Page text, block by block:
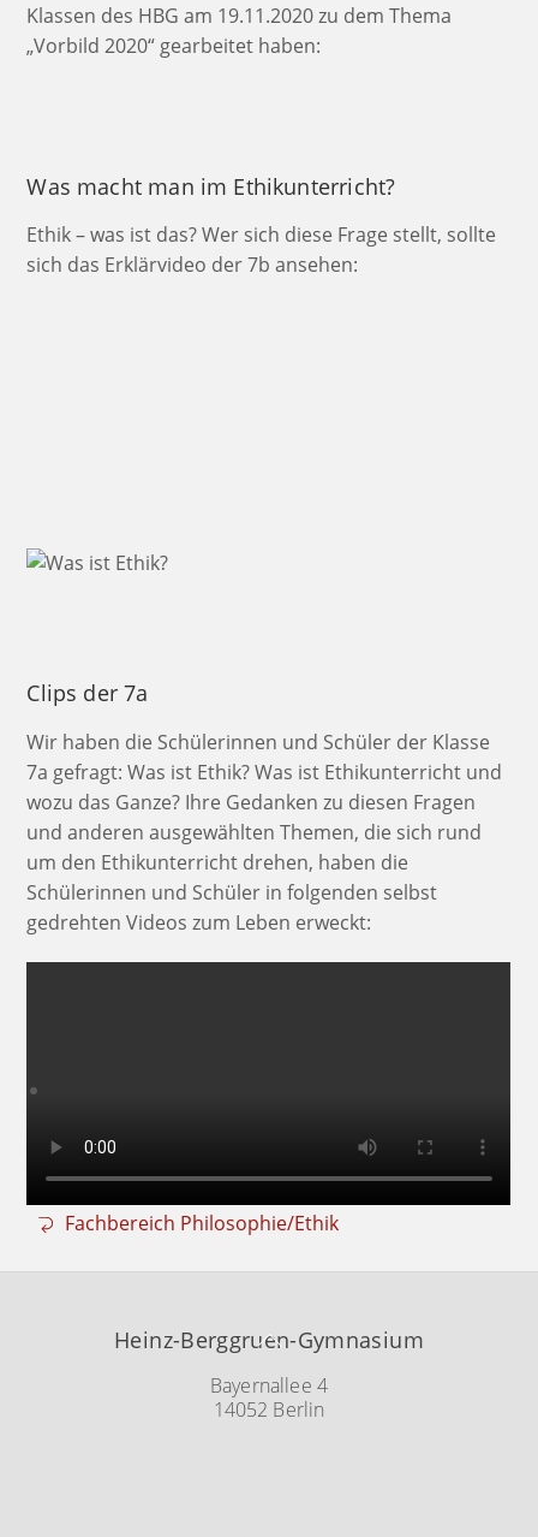
Klassen des HBG am 19.11.2020 zu dem Thema
„Vorbild 2020“ gearbeitet haben:
Was macht man im Ethikunterricht?
Ethik – was ist das? Wer sich diese Frage stellt, sollte
sich das Erklärvideo der 7b ansehen:
Clips der 7a
Wir haben die Schülerinnen und Schüler der Klasse
7a gefragt: Was ist Ethik? Was ist Ethikunterricht und
wozu das Ganze? Ihre Gedanken zu diesen Fragen
und anderen ausgewählten Themen, die sich rund
um den Ethikunterricht drehen, haben die
Schülerinnen und Schüler in folgenden selbst
gedrehten Videos zum Leben erweckt:
Fachbereich Philosophie/Ethik
Back
Top
Heinz-Berggruen-Gymnasium
Bayernallee 4
14052 Berlin